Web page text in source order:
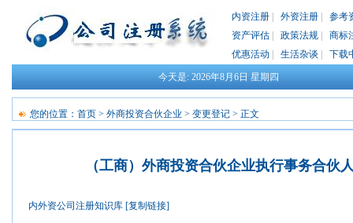
内资注册 外资注册
参考
资产评估
政策法规
商标
优惠活动
生活杂谈 下载
今天是: 2026年8月6日 星期四
您的位置： 首页 > 外商投资合伙企业 > 变更登记 > 正文
（工商）外商投资合伙企业执行事务合伙
内外资公司注册知识库 [复制链接]